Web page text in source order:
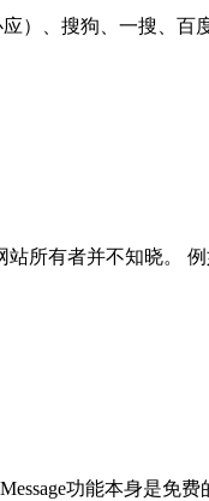
）、搜狗、一搜、百
所有者并不知晓。
功能本身是免